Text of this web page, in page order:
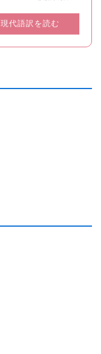
現代語訳を読む